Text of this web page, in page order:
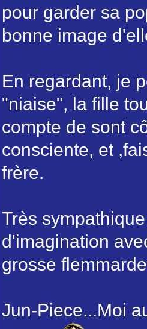
pour garder sa
bonne image
En regardant, je
"niaise", la fille
compte de sont
consciente, et
frère.
Très
d'imagination
grosse
Jun-Piece...Moi